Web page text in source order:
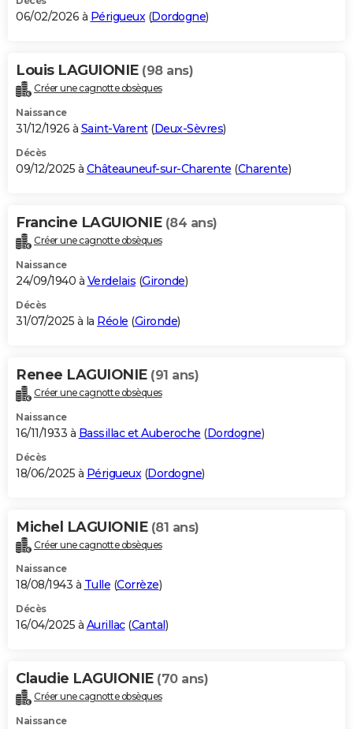
BONS PLANS
Carte de Noël
Carte Bonne année
Carte Saint-Valentin
Carte Pâques
Carte d'anniversaire
DICTIONNAIRE
Dictionnaire
Biographies
Citations
Expressions
Proverbes
PROGRAMME TV
S'inscrire
Se connecter
Lycées
Collèges
Primaires
Universités
Entreprises
Service militaire
Avis de recherche
AVIS DE DÉCÈS
Bricolage
Lifestyle
Culture
Sport
Auto
Television
Voyage
Cinema
06/02/2026 à Périgueux(Dordogne)
Louis LAGUIONIE (98 ans)
Créer une cagnotte obsèques
Naissance
31/12/1926 à Saint-Varent(Deux-Sèvres)
Décès
09/12/2025 à Châteauneuf-sur-Charente (Charente)
Francine LAGUIONIE (84 ans)
Créer une cagnotte obsèques
Naissance
24/09/1940 à Verdelais (Gironde)
Décès
31/07/2025 à la Réole (Gironde)
Renee LAGUIONIE (91 ans)
Créer une cagnotte obsèques
Naissance
16/11/1933 à Bassillac et Auberoche (Dordogne)
Décès
18/06/2025 à Périgueux (Dordogne)
Michel LAGUIONIE (81 ans)
Créer une cagnotte obsèques
Naissance
18/08/1943 à Tulle (Corrèze)
Décès
16/04/2025 à Aurillac(Cantal )
Claudie LAGUIONIE (70 ans)
Créer une cagnotte obsèques
Naissance